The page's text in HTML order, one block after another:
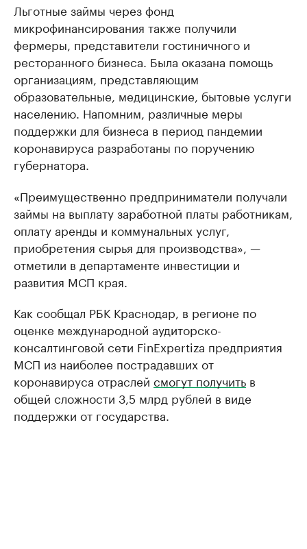
Льготные займы через фонд
микрофинансирования также получили
фермеры, представители гостиничного и
ресторанного бизнеса. Была оказана помощь
организациям, представляющим
образовательные, медицинские, бытовые услуги
населению. Напомним, различные меры
поддержки для бизнеса в период пандемии
коронавируса разработаны по поручению
губернатора.
«Преимущественно предприниматели получали
займы на выплату заработной платы работникам,
оплату аренды и коммунальных услуг,
приобретения сырья для производства», —
отметили в департаменте инвестиции и
развития МСП края.
Как сообщал РБК Краснодар, в регионе по
оценке международной аудиторско-
консалтинговой сети FinExpertiza предприятия
МСП из наиболее пострадавших от
коронавируса отраслей смогут получить в
общей сложности 3,5 млрд рублей в виде
поддержки от государства.